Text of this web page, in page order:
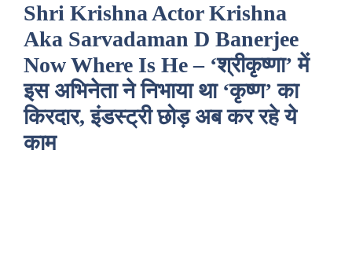
Shri Krishna Actor Krishna
Aka Sarvadaman D Banerjee
Now Where Is He – ‘श्रीकृष्णा’ में
इस अभिनेता ने निभाया था ‘कृष्ण’ का
किरदार, इंडस्ट्री छोड़ अब कर रहे ये
काम